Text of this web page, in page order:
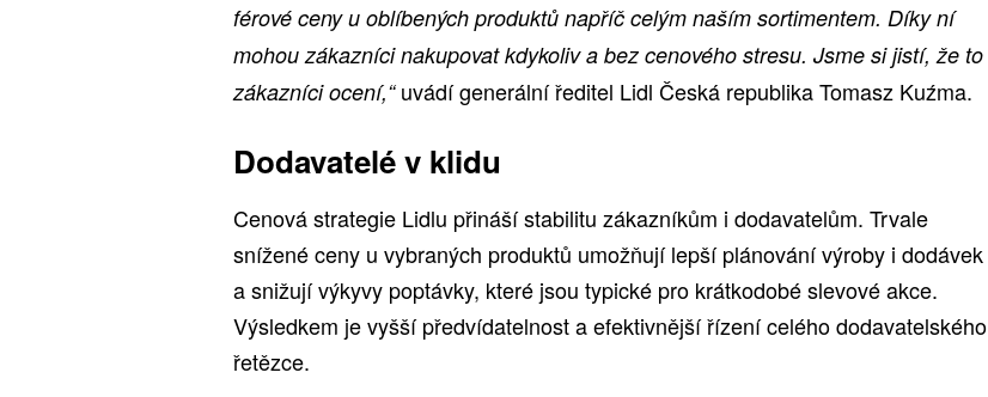
férové ceny u oblíbených produktů napříč celým naším sortimentem. Díky ní
mohou zákazníci nakupovat kdykoliv a bez cenového stresu. Jsme si jistí, že to
zákazníci ocení,“uvádí generální ředitel Lidl Česká republika Tomasz Kuźma.
Dodavatelé v klidu
Cenová strategie Lidlu přináší stabilitu zákazníkům i dodavatelům. Trvale
snížené ceny u vybraných produktů umožňují lepší plánování výroby i dodávek
a snižují výkyvy poptávky, které jsou typické pro krátkodobé slevové akce.
Výsledkem je vyšší předvídatelnost a efektivnější řízení celého dodavatelského
řetězce.